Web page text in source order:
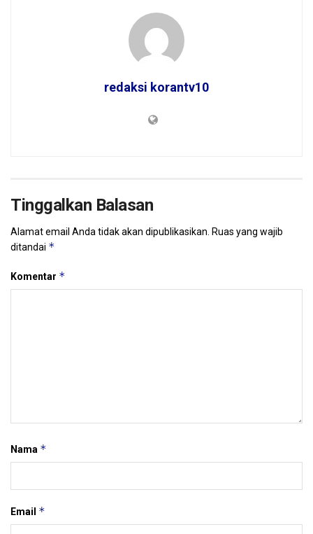
redaksi korantv10
Tinggalkan Balasan
Alamat email Anda tidak akan dipublikasikan. Ruas yang wajib
ditandai *
Komentar *
Nama *
Email *